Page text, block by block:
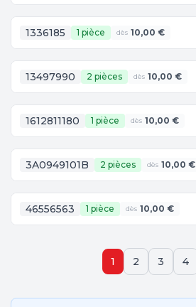
1336185 1 pièce dès 10,00 €
13497990 2 pièces dès 10,00 €
1612811180 1 pièce dès 10,00 €
3A0949101B 2 pièces dès 10,00 €
46556563 1 pièce dès 10,00 €
1 2 3 4